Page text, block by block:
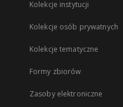
Kolekcje instytucji
Kolekcje osób prywatnych
Kolekcje tematyczne
Formy zbiorów
Zasoby elektroniczne